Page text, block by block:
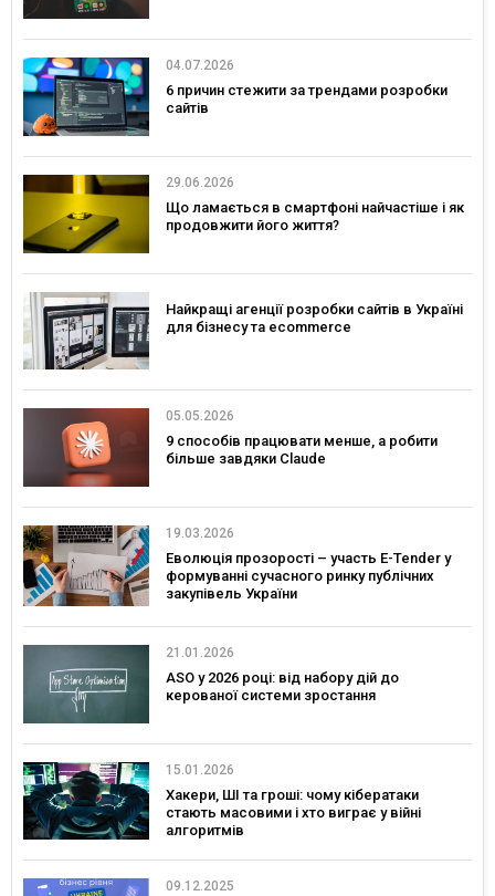
04.07.2026
6 причин стежити за трендами розробки
сайтів
29.06.2026
Що ламається в смартфоні найчастіше і як
продовжити його життя?
Найкращі агенції розробки сайтів в Україні
для бізнесу та ecommerce
05.05.2026
9 способів працювати менше, а робити
більше завдяки Claude
19.03.2026
Еволюція прозорості – участь E-Tender у
формуванні сучасного ринку публічних
закупівель України
21.01.2026
ASO у 2026 році: від набору дій до
керованої системи зростання
15.01.2026
Хакери, ШІ та гроші: чому кібератаки
стають масовими і хто виграє у війні
алгоритмів
09.12.2025